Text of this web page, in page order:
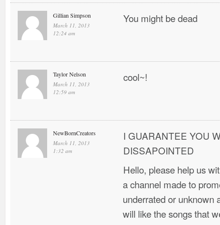
Gillian Simpson
March 11, 2013
12:24 am
You might be dead
Taylor Nelson
March 11, 2013
12:59 am
cool~!
NewBornCreators
March 11, 2013
1:32 am
I GUARANTEE YOU
DISSAPOINTED
Hello, please help us
a channel made to
underrated or unknown
will like the songs that